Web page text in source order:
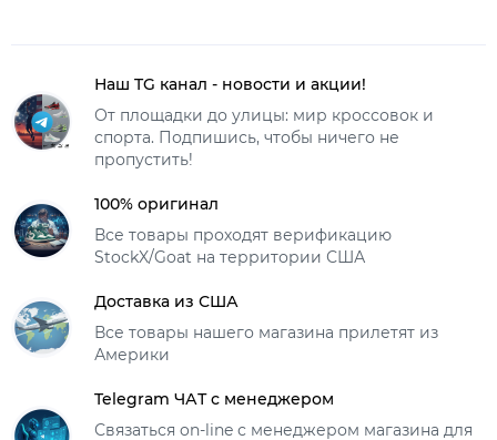
Наш TG канал - новости и акции!
От площадки до улицы: мир кроссовок и
спорта. Подпишись, чтобы ничего не
пропустить!
100% оригинал
Все товары проходят верификацию
StockX/Goat на территории США
Доставка из США
Все товары нашего магазина прилетят из
Америки
Telegram ЧАТ с менеджером
Связаться on-line с менеджером магазина для